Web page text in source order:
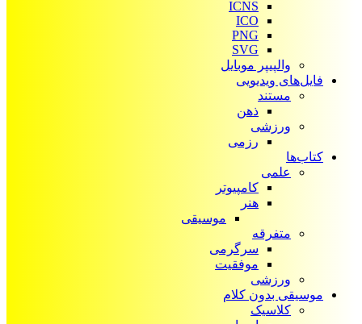
ICNS
ICO
PNG
SVG
والپیپر موبایل
فایل‌های ویدیویی
مستند
ذهن
ورزشی
رزمی
کتاب‌ها
علمی
کامپیوتر
هنر
موسیقی
متفرقه
سرگرمی
موفقیت
ورزشی
موسیقی بدون کلام
کلاسیک